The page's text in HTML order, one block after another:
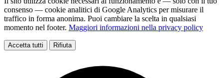
consenso — cookie analitici di Google Analytics per misurare il
traffico in forma anonima. Puoi cambiare la scelta in qualsiasi
momento nel footer. Maggiori informazioni nella privacy policy
Accetta tutti Rifiuta